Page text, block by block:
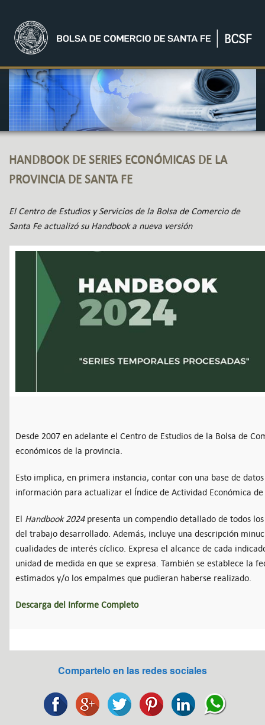
HANDBOOK DE SERIES ECONÓMICAS DE LA
PROVINCIA DE SANTA FE
El Centro de Estudios y Servicios de la Bolsa de Comercio de
Santa Fe actualizó su Handbook a nueva versión
Desde 2007 en adelante el Centro de Estudios de la Bolsa de
económicos de la provincia.
Esto implica, en primera instancia, contar con una base de
información para actualizar el Índice de Actividad Económica de
El Handbook 2024presenta un compendio detallado de todos
del trabajo desarrollado. Además, incluye una descripción
cualidades de interés cíclico. Expresa el alcance de cada
unidad de medida en que se expresa. También se establece la
estimados y/o los empalmes que pudieran haberse realizado.
Descarga del Informe Completo
Compartelo en las redes sociales